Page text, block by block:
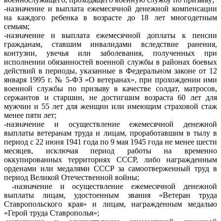
-назначение и выплата ежемесячной денежной компенсации
на каждого ребенка в возрасте до 18 лет многодетным
семьям;
-назначение и выплата ежемесячной доплаты к пенсии
гражданам, ставшим инвалидами вследствие ранения,
контузии, увечья или заболевания, полученных при
исполнении обязанностей военной службы в районах боевых
действий в периоды, указанные в Федеральном законе от 12
января 1995 г. № 5-ФЗ «О ветеранах», при прохождении ими
военной службы по призыву в качестве солдат, матросов,
сержантов и старшин, не достигшим возраста 60 лет для
мужчин и 55 лет для женщин или имеющим страховой стаж
менее пяти лет;
-назначение и осуществление ежемесячной денежной
выплаты ветеранам труда и лицам, проработавшим в тылу в
период с 22 июня 1941 года по 9 мая 1945 года не менее шести
месяцев, исключая период работы на временно
оккупированных территориях СССР, либо награжденным
орденами или медалями СССР за самоотверженный труд в
период Великой Отечественной войны;
-назначение и осуществление ежемесячной денежной
выплаты лицам, удостоенным звания «Ветеран труда
Ставропольского края» и лицам, награжденным медалью
«Герой труда Ставрополья»;